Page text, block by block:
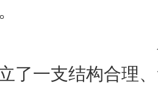
了一支结构合理